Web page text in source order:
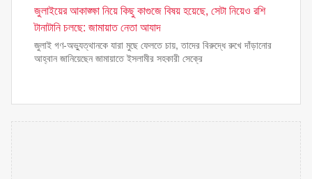
জুলাইয়ের আকাঙ্ক্ষা নিয়ে কিছু কাগুজে বিষয় হয়েছে, সেটা নিয়েও রশি
টানাটানি চলছে: জামায়াত নেতা আযাদ
জুলাই গণ-অভ্যুত্থানকে যারা মুছে ফেলতে চায়, তাদের বিরুদ্ধে রুখে দাঁড়ানোর
আহ্বান জানিয়েছেন জামায়াতে ইসলামীর সহকারী সেক্রে